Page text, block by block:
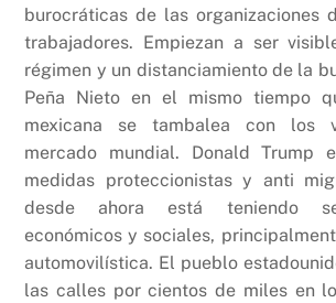
burocráticas de las organizaciones
trabajadores. Empiezan a ser
régimen y un distanciamiento de la
Peña Nieto en el mismo tiempo
mexicana se tambalea con los
mercado mundial. Donald Trump
medidas proteccionistas y anti
desde ahora está teniendo
económicos y sociales,
automovilística. El pueblo
las calles por cientos de miles en